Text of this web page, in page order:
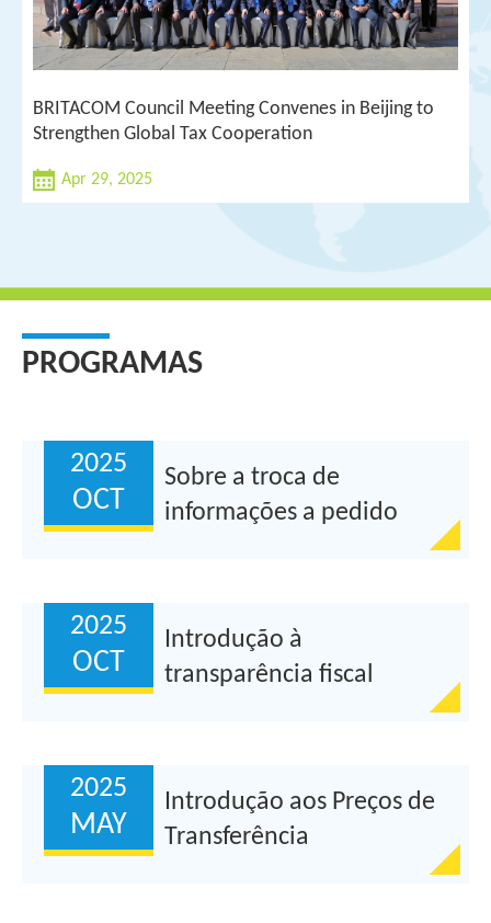
BRITACOM Council Meeting Convenes in Beijing to
Strengthen Global Tax Cooperation
Apr 29, 2025
PROGRAMAS
2025
OCT
Sobre a troca de
informações a pedido
2025
OCT
Introdução à
transparência fiscal
2025
MAY
Introdução aos Preços de
Transferência